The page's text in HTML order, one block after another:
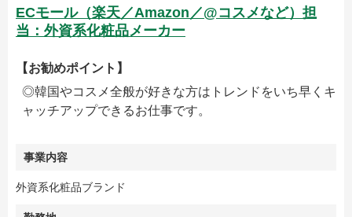
ECモール（楽天／Amazon／@コスメなど）担
当：外資系化粧品メーカー
【お勧めポイント】
◎韓国やコスメ全般が好きな方はトレンドをいち早くキ
ャッチアップできるお仕事です。
事業内容
外資系化粧品ブランド